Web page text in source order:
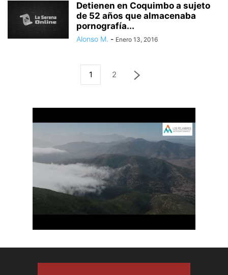
Detienen en Coquimbo a sujeto
de 52 años que almacenaba
pornografía...
Alonso M. - Enero 13, 2016
1 2